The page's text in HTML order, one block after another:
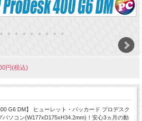
円(税込)
G6 DM】 ヒューレット・パッカード プロデスク
パソコン(W177xD175xH34.2mm)！安心3ヵ月の動